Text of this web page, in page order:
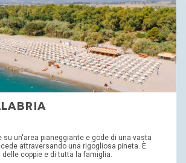
su un'area pianeggiante e gode di una vasta
attraversando una rigogliosa pineta. È
coppie e di tutta la famiglia.